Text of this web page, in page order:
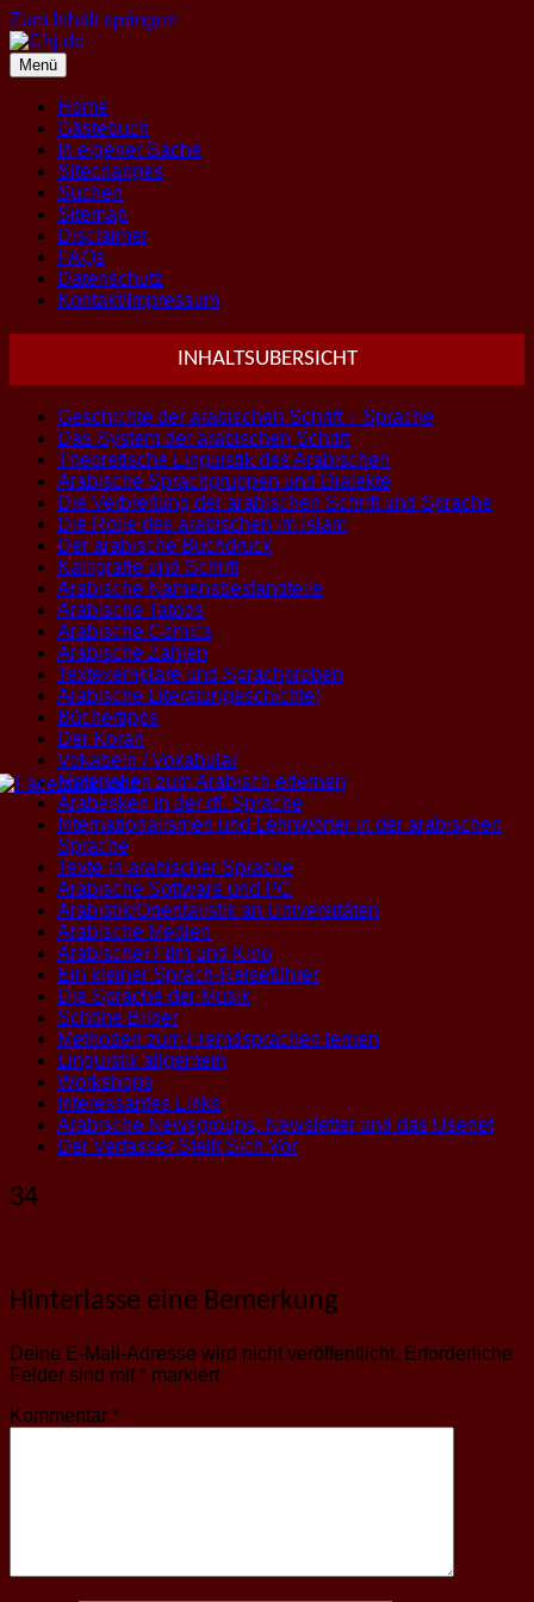
Zum Inhalt springen
Menü
Home
Gästebuch
In eigener Sache
Sitechanges
Suchen
Sitemap
Disclaimer
FAQs
Datenschutz
Kontakt/Impressum
INHALTSUBERSICHT
Geschichte der arabischen Schrift + Sprache
Das System der arabischen Schrift
Theoretische Linguistik des Arabischen
Arabische Sprachgruppen und Dialekte
Die Verbreitung der arabischen Schrift und Sprache
Die Rolle des arabischen im Islam
Der arabische Buchdruck
Kalligrafie und Schrift
Arabische Namensbestandteile
Arabische Tatoos
Arabische Comics
Arabische Zahlen
Textexemplare und Sprachproben
Arabische Literatur(geschichte)
Büchertipps
Der Koran
Vokabeln / Vokabular
Materialien zum Arabisch erlernen
Arabesken in der dt. Sprache
Internationalismen und Lehnwörter in der arabischen
Sprache
Texte in arabischer Sprache
Arabische Software und PC
Arabistik/Orientalistik an Universitäten
Arabische Medien
Arabischer Film und Kino
Ein kleiner Sprach-Reiseführer
Die Sprache der Musik
Schöne Bilder
Methoden zum Fremdsprachen lernen
Linguistik allgemein
Workshops
Interessantes Links
Arabische Newsgroups, Newsletter und das Usenet
Der Verfasser Stellt Sich Vor
34
Hinterlasse eine Bemerkung
Deine E-Mail-Adresse wird nicht veröffentlicht. Erforderliche
Felder sind mit * markiert
Kommentar *